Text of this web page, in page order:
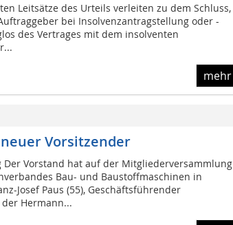
Leitsätze des Urteils verleiten zu dem Schluss,
bei Insolvenzantragstellung oder -
des Vertrages mit dem insolventen
mehr
neuer Vorsitzender
Der Vorstand hat auf der Mitgliederversammlung
Bau- und Baustoffmaschinen in
Josef Paus (55), Geschäftsführender
Hermann...